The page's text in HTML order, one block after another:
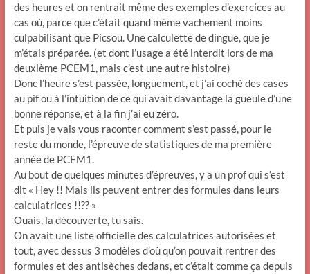
des heures et on rentrait même des exemples d’exercices au
cas où, parce que c’était quand même vachement moins
culpabilisant que Picsou. Une calculette de dingue, que je
m’étais préparée. (et dont l’usage a été interdit lors de ma
deuxième PCEM1, mais c’est une autre histoire)
Donc l’heure s’est passée, longuement, et j’ai coché des cases
au pif ou à l’intuition de ce qui avait davantage la gueule d’une
bonne réponse, et à la fin j’ai eu zéro.
Et puis je vais vous raconter comment s’est passé, pour le
reste du monde, l’épreuve de statistiques de ma première
année de PCEM1.
Au bout de quelques minutes d’épreuves, y a un prof qui s’est
dit « Hey !! Mais ils peuvent entrer des formules dans leurs
calculatrices !!?? »
Ouais, la découverte, tu sais.
On avait une liste officielle des calculatrices autorisées et
tout, avec dessus 3 modèles d’où qu’on pouvait rentrer des
formules et des antisèches dedans, et c’était comme ça depuis